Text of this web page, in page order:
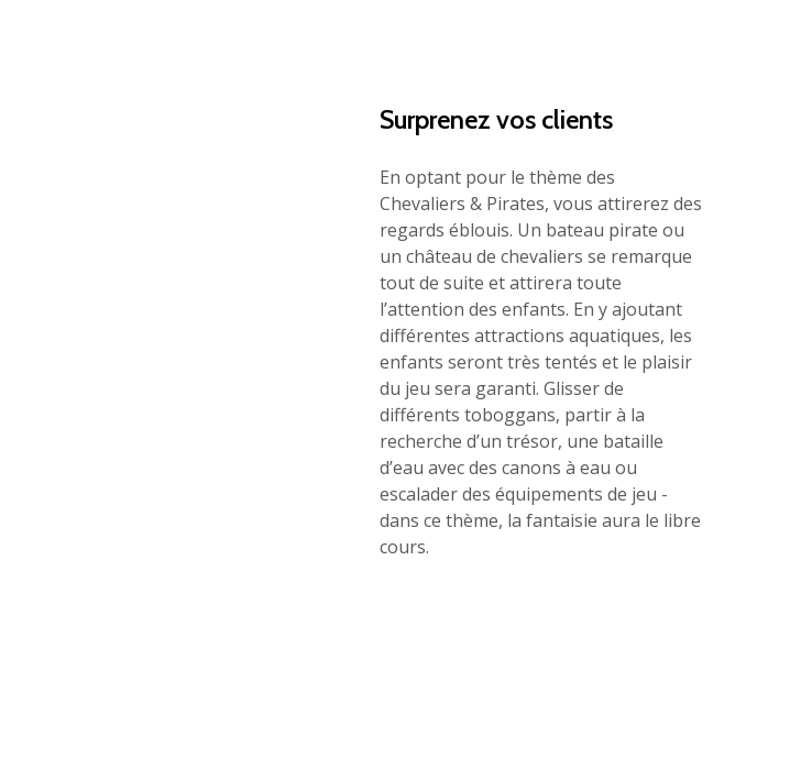
Surprenez vos clients
En optant pour le thème des
Chevaliers & Pirates, vous attirerez des
regards éblouis. Un bateau pirate ou
un château de chevaliers se remarque
tout de suite et attirera toute
l’attention des enfants. En y ajoutant
différentes attractions aquatiques, les
enfants seront très tentés et le plaisir
du jeu sera garanti. Glisser de
différents toboggans, partir à la
recherche d’un trésor, une bataille
d’eau avec des canons à eau ou
escalader des équipements de jeu -
dans ce thème, la fantaisie aura le libre
cours.